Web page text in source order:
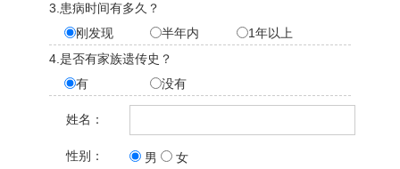
3.患病时间有多久？
刚发现
半年内
1年以上
4.是否有家族遗传史？
有
没有
姓名：
性别： 男 女